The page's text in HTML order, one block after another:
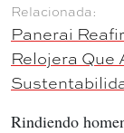
Panerai
Relojera Que
Rindiendo